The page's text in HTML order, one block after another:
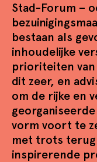
Stad-Forum –
bestaan als
inhoudelijke
prioriteiten
dit zeer, en
om de rijke en
vorm voort te
met trots terug
inspirerende